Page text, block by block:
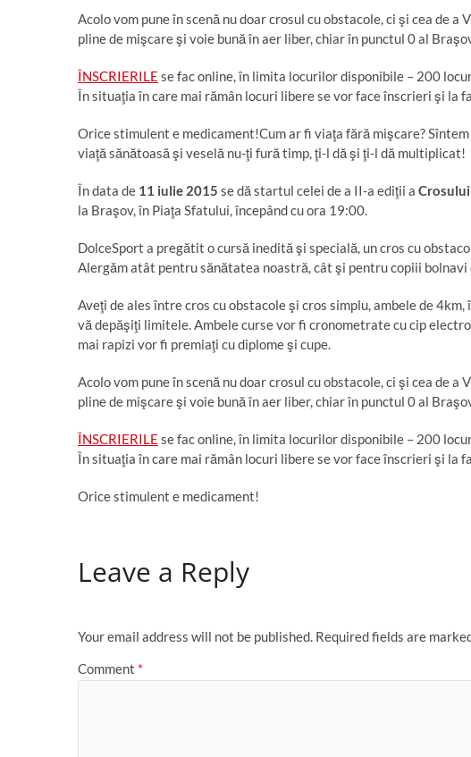
Acolo vom pune în scenă nu doar crosul cu obstacole, ci şi cea de a
pline de mişcare şi voie bună în aer liber, chiar în punctul 0 al
ÎNSCRIERILE se fac online, în limita locurilor disponibile – 200
În situaţia în care mai rămân locuri libere se vor face înscrieri şi la
Orice stimulent e medicament!Cum ar fi viaţa fără mişcare?
viaţă sănătoasă şi veselă nu-ţi fură timp, ţi-l dă şi ţi-l dă multiplicat!
În data de 11 iulie 2015 se dă startul celei de a II-a ediţii a
la Braşov, în Piaţa Sfatului, începând cu ora 19:00.
DolceSport a pregătit o cursă inedită şi specială, un cros cu
Alergăm atât pentru sănătatea noastră, cât şi pentru copiii bolnavi
Aveţi de ales între cros cu obstacole şi cros simplu, ambele de
vă depăşiţi limitele. Ambele curse vor fi cronometrate cu cip
mai rapizi vor fi premiaţi cu diplome şi cupe.
Acolo vom pune în scenă nu doar crosul cu obstacole, ci şi cea de a
pline de mişcare şi voie bună în aer liber, chiar în punctul 0 al
ÎNSCRIERILE se fac online, în limita locurilor disponibile – 200
În situaţia în care mai rămân locuri libere se vor face înscrieri şi la
Orice stimulent e medicament!
Leave a Reply
Your email address will not be published. Required fields are
Comment *